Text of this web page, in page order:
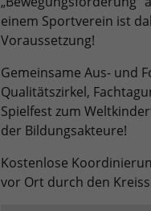
einem Sportverein ist
Voraussetzung!
Gemeinsame Aus- und
Qualitätszirkel,
Spielfest zum
der Bildungsakteure!
Kostenlose
vor Ort durch den
Zweck
Dieses
der
wie es
Daten
Quelle,
in